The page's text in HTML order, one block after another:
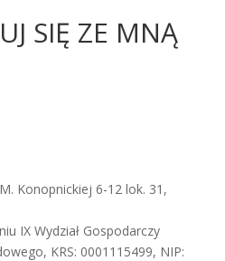
SIĘ ZE MNĄ
Konopnickiej 6-12 lok. 31,
IX Wydział Gospodarczy
KRS: 0001115499, NIP: